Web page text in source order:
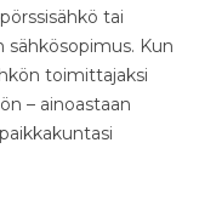
tai
Kun
toimittajaksi
– ainoastaan